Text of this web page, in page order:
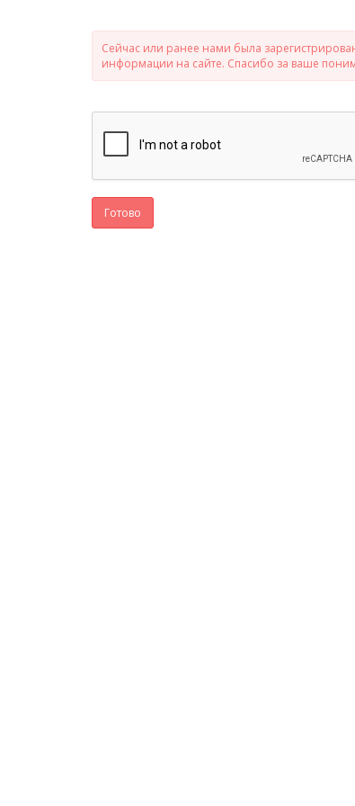
Сейчас или ранее нами была
информации на сайте. Спасибо за ваше
Готово